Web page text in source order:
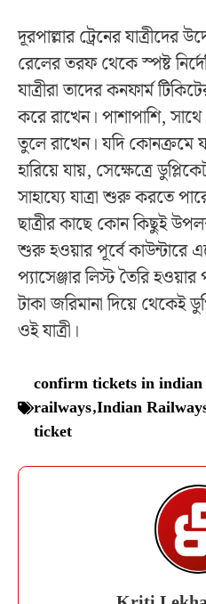
দূরপাল্লার ট্রেনের যাত্রীদের
রেলের তরফ থেকে স্পষ্ট
যাত্রীরা তাদের কনফার্ম
করে রাখেন। পাশাপাশি,
তুলে রাখেন। যদি কোনক্রমে
হারিয়ে যায়, সেক্ষেত্রে
সাহায্যে যাত্রা শুরু করতে
ছাত্রীর কাছে কোন কিছুই
শুরু হওয়ার পূর্বে কাউন্টারে
প্যাসেঞ্জার লিস্ট তৈরি
টাকা জরিমানা দিয়ে থেকেই
ওই যাত্রী।
confirm tickets in
railways,Indian
ticket